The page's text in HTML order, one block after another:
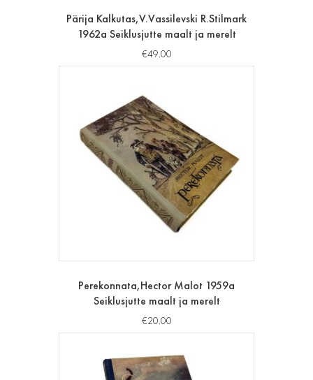
Pärija Kalkutas,V.Vassilevski R.Stilmark
1962a Seiklusjutte maalt ja merelt
€49.00
Perekonnata,Hector Malot 1959a
Seiklusjutte maalt ja merelt
€20.00